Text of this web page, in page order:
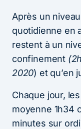
Après un
quotidienne en
restent à un
confinement
2020) et qu’en
Chaque jour,
moyenne 1h34
minutes sur